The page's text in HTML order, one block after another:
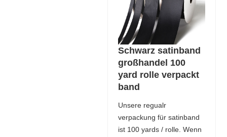
Schwarz satinband
großhandel 100
yard rolle verpackt
band
Unsere regualr
verpackung für satinband
ist 100 yards / rolle. Wenn